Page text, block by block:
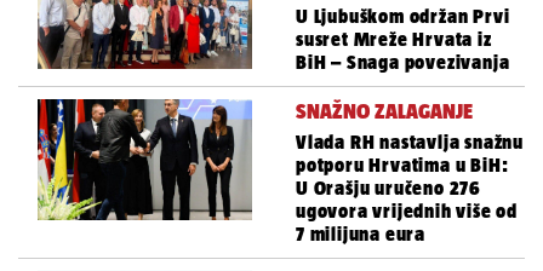
U Ljubuškom održan Prvi
susret Mreže Hrvata iz
BiH – Snaga povezivanja
SNAŽNO ZALAGANJE
Vlada RH nastavlja snažnu
potporu Hrvatima u BiH:
U Orašju uručeno 276
ugovora vrijednih više od
7 milijuna eura